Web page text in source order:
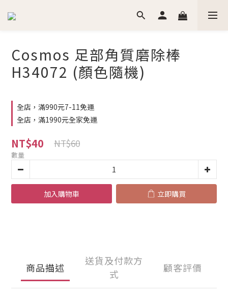
Cosmos 足部角質磨除棒
H34072 (顏色隨機)
全店，滿990元7-11免運
全店，滿1990元全家免運
NT$40 NT$60
數量
加入購物車 立即購買
商品描述
送貨及付款方
式
顧客評價